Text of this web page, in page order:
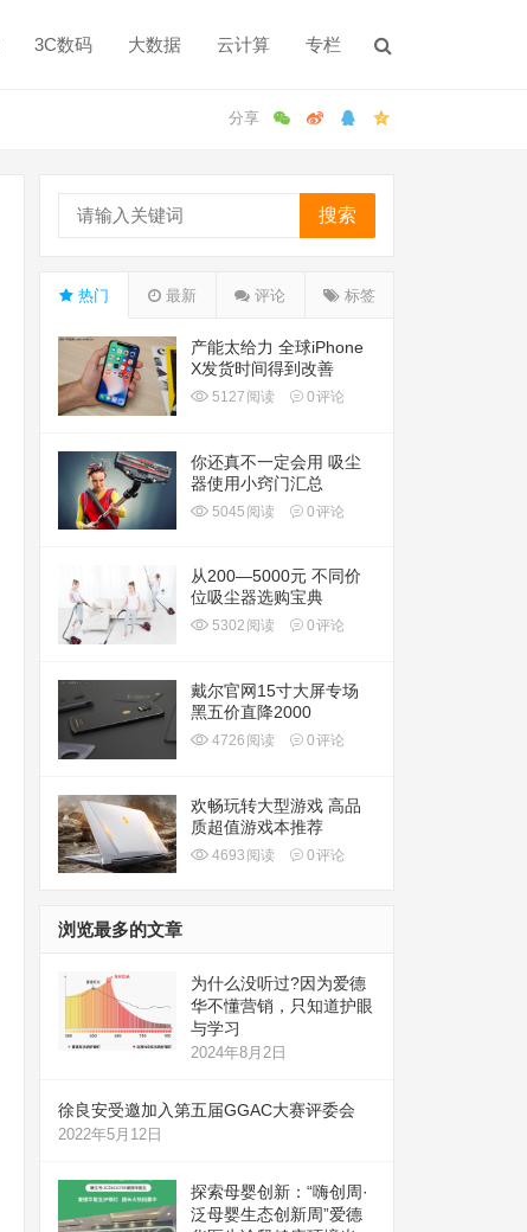
3C数码 大数据 云计算 专栏
搜索
热门 最新 评论 标签
产能太给力 全球iPhone
X发货时间得到改善
5127 阅读 0评论
你还真不一定会用 吸尘
器使用小窍门汇总
5045 阅读 0评论
从200—5000元 不同价
位吸尘器选购宝典
5302 阅读 0评论
戴尔官网15寸大屏专场
黑五价直降2000
4726 阅读 0评论
欢畅玩转大型游戏 高品
质超值游戏本推荐
4693 阅读 0评论
浏览最多的文章
为什么没听过?因为爱德
华不懂营销，只知道护眼
与学习
2024年8月2日
徐良安受邀加入第五届GGAC大赛评委会
2022年5月12日
探索母婴创新：“嗨创周·
泛母婴生态创新周”爱德